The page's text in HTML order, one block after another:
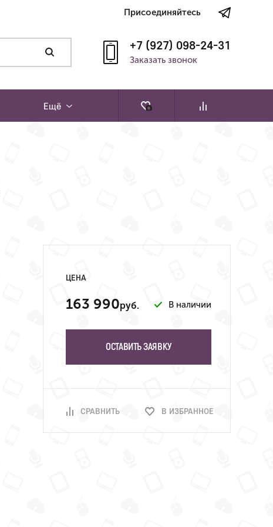
Присоединяйтесь
+7 (927) 098-24-31
Заказать звонок
Ещё
ЦЕНА
163 990руб. В наличии
ОСТАВИТЬ ЗАЯВКУ
СРАВНИТЬ В ИЗБРАННОЕ